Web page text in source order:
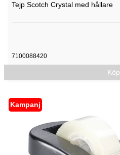
Tejp Scotch Crystal med hållare
7100088420
Köp
Kampanj